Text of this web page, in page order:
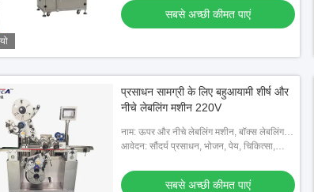
सबसे अच्छी कीमत पाएं
प्रसाधन सामग्री के लिए बहुआयामी शीर्ष और
नीचे लेबलिंग मशीन 220V
नाम: ऊपर और नीचे लेबलिंग मशीन, बॉक्स लेबलिंग
मशीन
आवेदन: सौंदर्य प्रसाधन, भोजन, पेय, चिकित्सा,
सबसे अच्छी कीमत पाएं